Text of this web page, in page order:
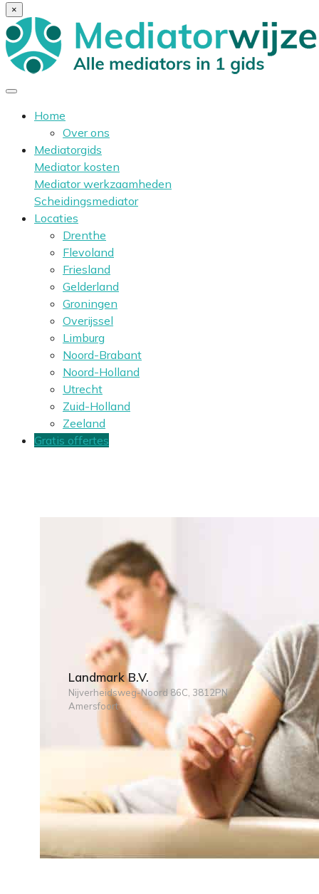
×
Home
Over ons
Mediatorgids
Mediator kosten
Mediator werkzaamheden
Scheidingsmediator
Locaties
Drenthe
Flevoland
Friesland
Gelderland
Groningen
Overijssel
Limburg
Noord-Brabant
Noord-Holland
Utrecht
Zuid-Holland
Zeeland
Gratis offertes
Landmark B.V.
Nijverheidsweg-Noord 86C, 3812PN
Amersfoort